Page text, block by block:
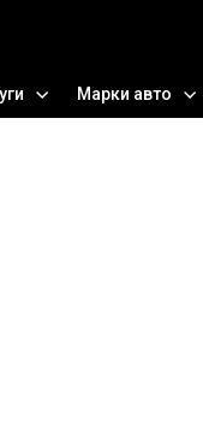
Марки авто